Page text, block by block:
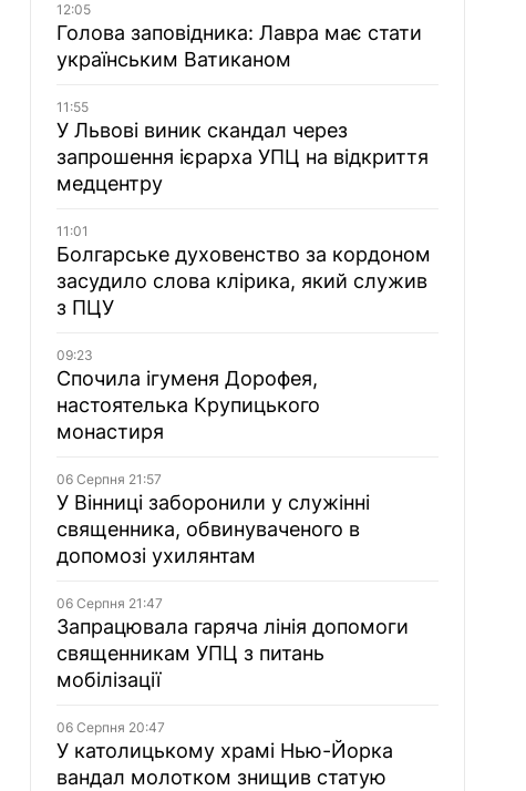
12:05
Голова заповідника: Лавра має стати
українським Ватиканом
11:55
У Львові виник скандал через
запрошення ієрарха УПЦ на відкриття
медцентру
11:01
Болгарське духовенство за кордоном
засудило слова клірика, який служив
з ПЦУ
09:23
Спочила ігуменя Дорофея,
настоятелька Крупицького
монастиря
06 Серпня 21:57
У Вінниці заборонили у служінні
священника, обвинуваченого в
допомозі ухилянтам
06 Серпня 21:47
Запрацювала гаряча лінія допомоги
священникам УПЦ з питань
мобілізації
06 Серпня 20:47
У католицькому храмі Нью-Йорка
вандал молотком знищив статую